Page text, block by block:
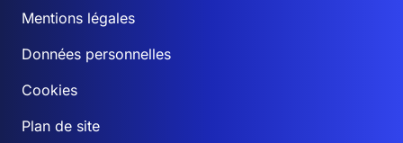
Mentions légales
Données personnelles
Cookies
Plan de site